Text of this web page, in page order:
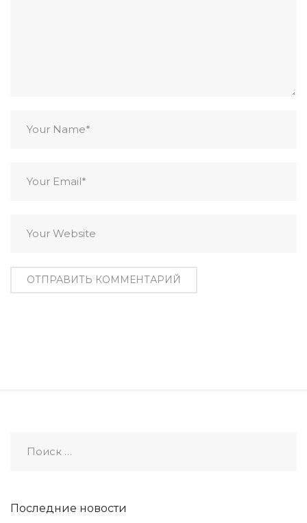
Последние новости